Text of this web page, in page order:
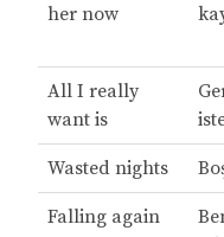
her now
All I really
want is
Wasted nights
Falling again